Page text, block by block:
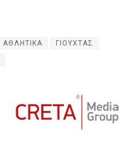
ΑΘΛΗΤΙΚΑ ΓΙΟΥΧΤΑΣ